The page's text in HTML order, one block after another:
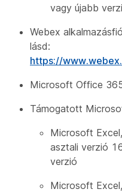
vagy újabb
Webex
lásd:
https://
Microsoft Office
Támogatott
Microsoft
asztali verzió
verzió
Microsoft